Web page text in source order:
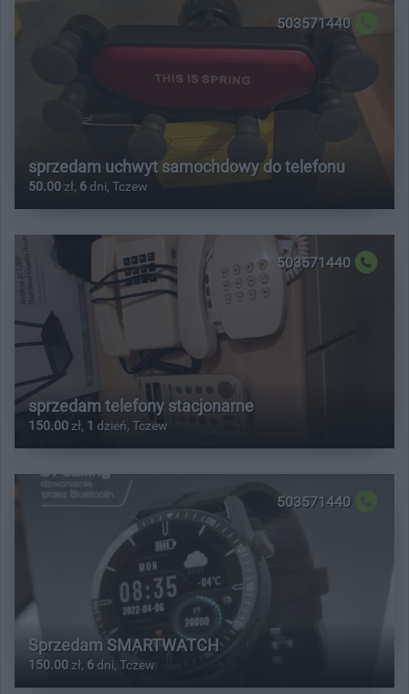
503571440
sprzedam uchwyt samochdowy do telefonu
50.00 zł, 6 dni, Tczew
503571440
sprzedam telefony stacjonarne
150.00 zł, 1 dzień, Tczew
503571440
Sprzedam SMARTWATCH
150.00 zł, 6 dni, Tczew